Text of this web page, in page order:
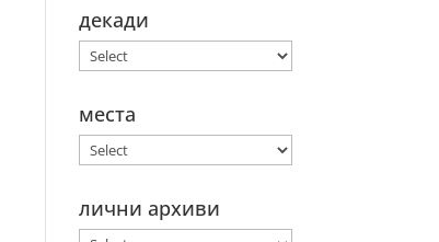
декади
места
лични архиви